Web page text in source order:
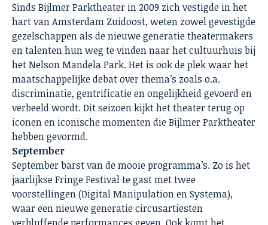
Sinds Bijlmer Parktheater in 2009 zich vestigde in het
hart van Amsterdam Zuidoost, weten zowel gevestigde
gezelschappen als de nieuwe generatie theatermakers
en talenten hun weg te vinden naar het cultuurhuis bij
het Nelson Mandela Park. Het is ook de plek waar het
maatschappelijke debat over thema’s zoals o.a.
discriminatie, gentrificatie en ongelijkheid gevoerd en
verbeeld wordt. Dit seizoen kijkt het theater terug op
iconen en iconische momenten die Bijlmer Parktheater
hebben gevormd.
September
September barst van de mooie programma’s. Zo is het
jaarlijkse Fringe Festival te gast met twee
voorstellingen (Digital Manipulation en Systema),
waar een nieuwe generatie circusartiesten